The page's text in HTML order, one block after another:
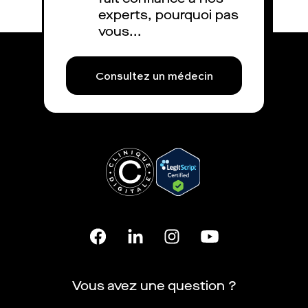
experts, pourquoi pas
vous...
Consultez un médecin
Vous avez une question ?